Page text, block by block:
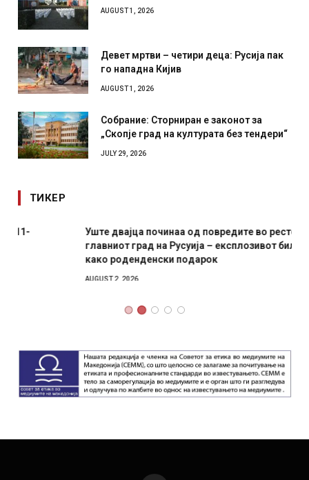
AUGUST 1, 2026
Девет мртви – четири деца: Русија пак
го нападна Кијив
AUGUST 1, 2026
Собрание: Сторниран е законот за
„Скопје град на културата без тендери“
JULY 29, 2026
ТИКЕР
Уште двајца починаа од повредите во ресторан во
главниот град на Русуија – експлозивот бил завиткан
како роденденски подарок